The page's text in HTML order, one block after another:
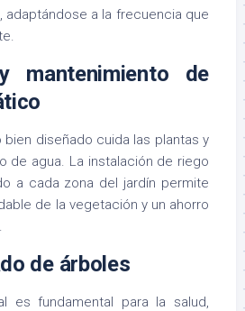
adaptándose a la frecuencia que
mantenimiento de
diseñado cuida las plantas y
de agua. La instalación de riego
a cada zona del jardín permite
de la vegetación y un ahorro
de árboles
es fundamental para la salud,